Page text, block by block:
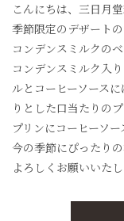
こんにちは、三日月
季節限定のデザートの
コンデンスミルクの
コンデンスミルク入
ルとコーヒーソース
りとした口当たりの
プリンにコーヒーソー
今の季節にぴったり
よろしくお願いいた